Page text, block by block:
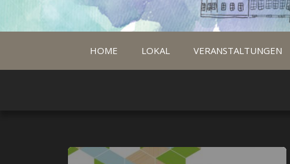
HOME LOKAL VERANSTALTUNGEN